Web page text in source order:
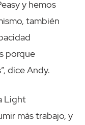
y hemos
también
porque
dice Andy.
Light
más trabajo, y